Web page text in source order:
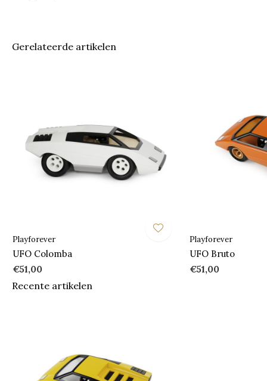
Gerelateerde artikelen
Playforever
UFO Colomba
€51,00
Playforever
UFO Bruto
€51,00
Recente artikelen